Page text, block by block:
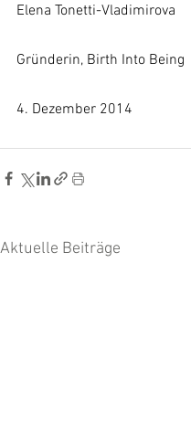
Elena Tonetti-Vladimirova
Gründerin, Birth Into Being
4. Dezember 2014
Aktuelle Beiträge